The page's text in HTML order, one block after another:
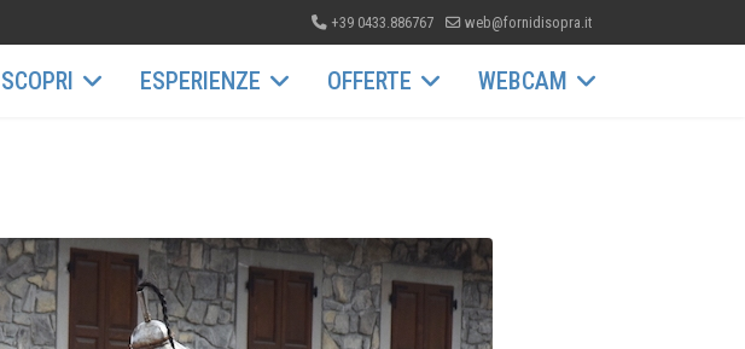
+39 0433.886767 web@fornidisopra.it
SCOPRI ESPERIENZE OFFERTE WEBCAM